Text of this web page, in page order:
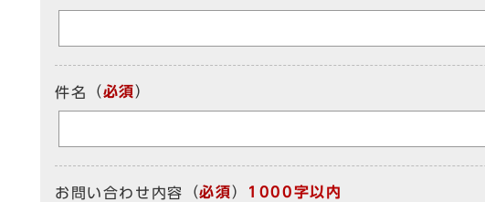
件名 （必須）
お問い合わせ内容 （必須） 1000字以内